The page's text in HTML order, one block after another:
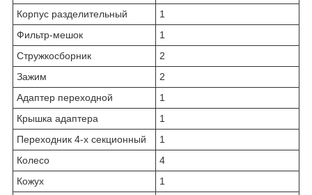
Корпус разделительный
1
Фильтр-мешок
1
Стружкосборник
2
Зажим
2
Адаптер переходной
1
Крышка адаптера
1
Переходник 4-х секционный
1
Колесо
4
Кожух
1